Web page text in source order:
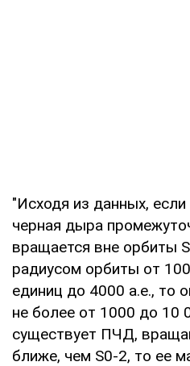
"Исходя из данных, если
черная дыра
вращается вне орбиты
радиусом орбиты от
единиц до 4000 а.е., то
не более от 1000 до 10
существует ПЧД,
ближе, чем S0-2, то ее